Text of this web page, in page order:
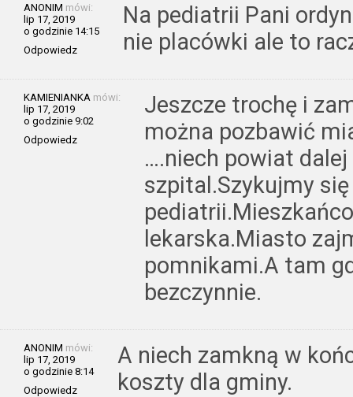
ANONIM mówi:
lip 17, 2019
o godzinie 14:15
Odpowiedz
Na pediatrii Pani
nie placówki ale to
KAMIENIANKA mówi:
lip 17, 2019
o godzinie 9:02
Odpowiedz
Jeszcze trochę i
można pozbawić
….niech powiat
szpital.Szykujmy
lekarska.Miasto
pomnikami.A tam
bezczynnie.
ANONIM mówi:
lip 17, 2019
o godzinie 8:14
Odpowiedz
A niech zamkną w
koszty dla gminy.